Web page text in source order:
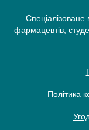
Спеціалізоване
фармацевтів,
Політика